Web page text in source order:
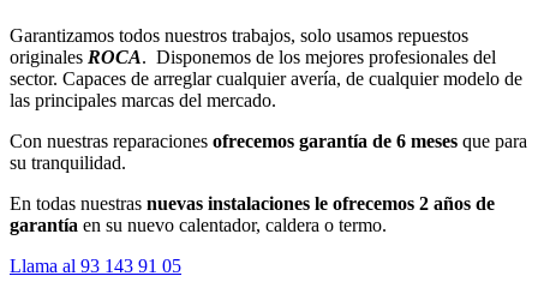
Garantizamos todos nuestros trabajos, solo usamos repuestos
originales ROCA. Disponemos de los mejores profesionales del
sector. Capaces de arreglar cualquier avería, de cualquier modelo de
las principales marcas del mercado.
Con nuestras reparaciones ofrecemos garantía de 6 meses que para
su tranquilidad.
En todas nuestras nuevas instalaciones le ofrecemos 2 años de
garantía en su nuevo calentador, caldera o termo.
Llama al 93 143 91 05